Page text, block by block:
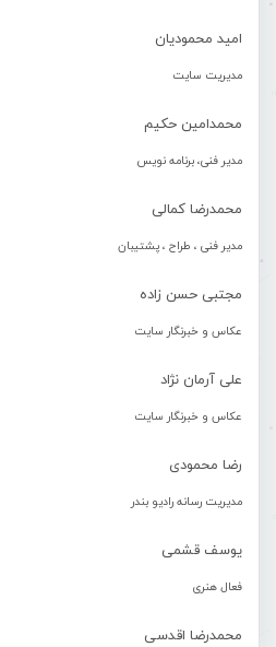
امید محمودیان
مدیریت سایت
محمدامین حکیم
مدیر فنی، برنامه نویس
محمدرضا کمالی
مدیر فنی ، طراح ، پشتیبان
مجتبی حسن زاده
عکاس و خبرنگار سایت
علی آرمان نژاد
عکاس و خبرنگار سایت
رضا محمودی
مدیریت رسانه رادیو بندر
یوسف قشمی
فعال هنری
محمدرضا اقدسی